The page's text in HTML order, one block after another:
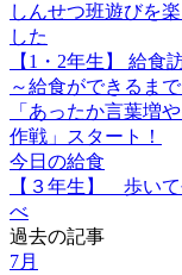
しんせつ班遊びを
した
【1・2年生】 給食
～給食ができるまで
「あったか言葉増
作戦」スタート！
今日の給食
【３年生】 歩い
べ
過去の記事
7月